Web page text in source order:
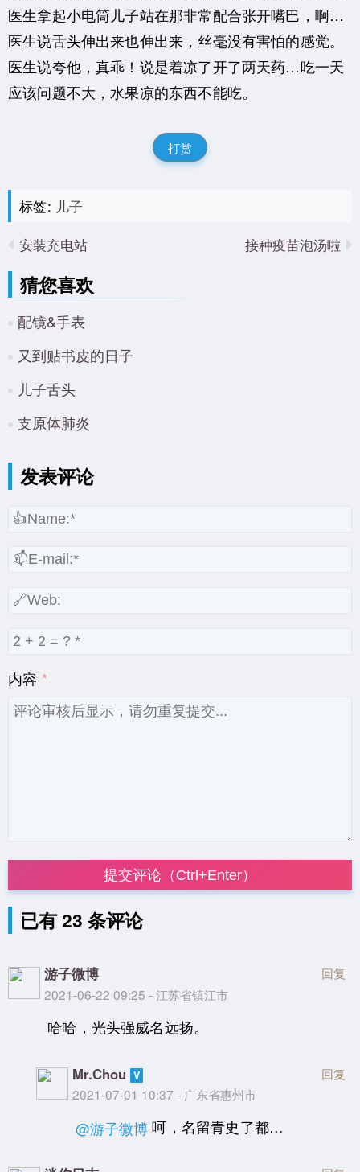
医生拿起小电筒儿子站在那非常配合张开嘴巴，啊…
医生说舌头伸出来也伸出来，丝毫没有害怕的感觉。
医生说夸他，真乖！说是着凉了开了两天药…吃一天
应该问题不大，水果凉的东西不能吃。
打赏
标签: 儿子
安装充电站
接种疫苗泡汤啦
猜您喜欢
配镜&手表
又到贴书皮的日子
儿子舌头
支原体肺炎
发表评论
内容
提交评论（Ctrl+Enter）
已有 23 条评论
游子微博
2021-06-22 09:25 - 江苏省镇江市
回复
哈哈，光头强威名远扬。
Mr.Chou
2021-07-01 10:37 - 广东省惠州市
回复
@游子微博 呵，名留青史了都…